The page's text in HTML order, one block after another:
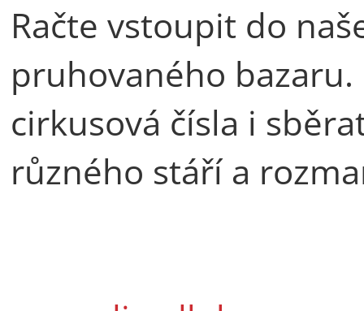
Račte vstoupit do
pruhovaného
cirkusová čísla i
různého stáří a